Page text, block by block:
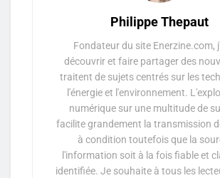
Philippe Thepaut
Fondateur du site Enerzine.com,
découvrir et faire partager des
traitent de sujets centrés sur les
l'énergie et l'environnement.
numérique sur une multitude de
facilite grandement la transmission
à condition toutefois que la
l'information soit à la fois fiable et
identifiée. Je souhaite à tous les